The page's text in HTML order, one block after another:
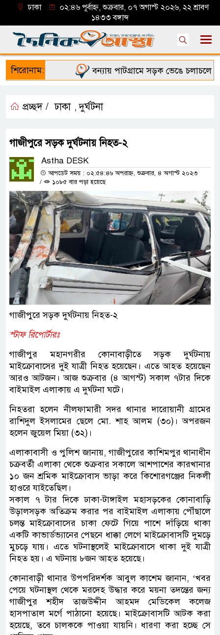
ঢাকা
০২:৪৬ পূর্বাহ্ন, শুক্রবার, ০৭ অগাস্ট ২০২৬, ২২ শ্রাবণ
১৪৩৩ বঙ্গাব্দ
শিরোনাম: বন্যায় পাটগ্রামে সড়ক ভেঙে চলাচলে
প্রচ্ছদ / ঢাকা ,দুর্ঘটনা
গাজীপুরে সড়ক দুর্ঘটনায় নিহত-২
Astha DESK
আপডেট সময় : ০২:৫৪:৪৬ অপরাহ্ন, শুক্রবার, ৪ অগাস্ট ২০২৩
/
১০৮৫ বার পড়া হয়েছে
গাজীপুরে সড়ক দুর্ঘটনায় নিহত-২
স্টাফ রিপোর্টারঃ
গাজীপুর মহানগরীর কোনাবাড়ীতে সড়ক দুর্ঘটনায়
মাইক্রোবাসের দুই যাত্রী নিহত হয়েছেন। এতে আহত হয়েছেন
আরও আটজন। আজ শুক্রবার (৪ আগস্ট) সকাল ৭টার দিকে
বাইমাইল এলাকায় এ দুর্ঘটনা ঘটে।
নিহতরা হলেন নীলফামারী সদর থানার দারোয়ানী গ্রামের
রাশিদুল ইসলামের ছেলে মো. শাহ আলম (৩০)। অপরজন
হলেন জুয়েল মিয়া (৩২)।
এলাকাবাসী ও পুলিশ জানায়, গাজীপুরের কাশিমপুর থানাধীন
চক্রবর্তী এলাকা থেকে শুক্রবার সকালে আশপাশের কারখানার
১০ জন শ্রমিক মাইক্রোবাস ভাড়া করে কিশোরগঞ্জের নিকলী
হাওরে যাইতেছিল।
সকাল ৭ টার দিকে ঢাকা-টাঙ্গাইল মহাসড়কের কোনাবাড়ি
উড়ালসড়ক অতিক্রম করার পর বাইমাইল এলাকায় পৌঁছালে
চলন্ত মাইক্রোবাসের চাকা ফেটে গিয়ে পাশে দাঁড়িয়ে থাকা
একটি কাভার্ডভ্যানের পেছনে ধাক্কা লেগে মাইক্রোবাসটি দুমড়ে
মুচড়ে যায়। এতে ঘটনাস্থলেই মাইক্রোবাসে থাকা দুই যাত্রী
নিহত হয়। এ ঘটনায় ৮জন আহত হয়েছে।
কোনাবাড়ী থানার উপপরিদর্শক আবুল কাশেম জানান, ‌‘খবর
পেয়ে ঘটনাস্থল থেকে মরদেহ উদ্ধার করে ময়না তদন্তের জন্য
গাজীপুর শহীদ তাজউদ্দীন আহমদ মেডিকেল কলেজ
হাসপাতাল মর্গে পাঠানো হয়েছে। মাইক্রোবাসটি আটক করা
হয়েছে, তবে চালককে পাওয়া যায়নি। ধারণা করা হচ্ছে সে